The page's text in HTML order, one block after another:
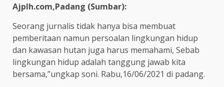
Ajplh.com,Padang (Sumbar):
Seorang jurnalis tidak hanya bisa membuat
pemberitaan namun persoalan lingkungan hidup
dan kawasan hutan juga harus memahami, Sebab
lingkungan hidup adalah tanggung jawab kita
bersama,”ungkap soni. Rabu,16/06/2021 di padang.